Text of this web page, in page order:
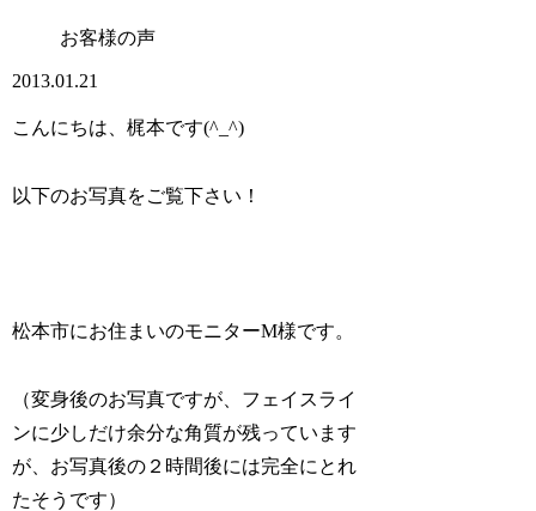
お客様の声
2013.01.21
こんにちは、梶本です(^_^)
以下のお写真をご覧下さい！
松本市にお住まいのモニターM様です。
（変身後のお写真ですが、フェイスライ
ンに少しだけ余分な角質が残っています
が、お写真後の２時間後には完全にとれ
たそうです）